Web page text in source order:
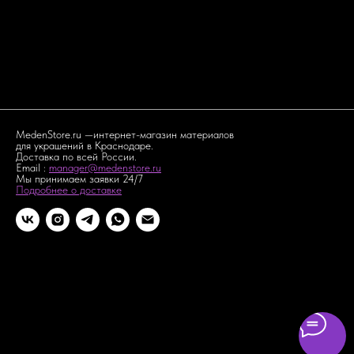
MedenStore.ru —интернет-магазин материалов
для украшений в Краснодаре.
Доставка по всей России.
Email : manager@medenstore.ru
Мы принимаем заявки 24/7
Подробнее о доставке
стразовые цепи, пайетки, фурнитура, булавки для брошей,
создания брошей, сережек и других украшений. Доставка по